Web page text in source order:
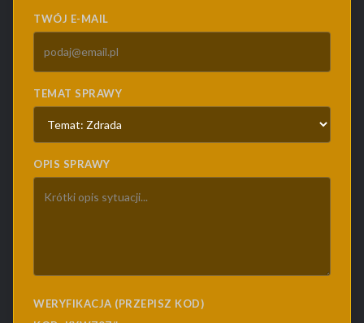
TWÓJ E-MAIL
TEMAT SPRAWY
OPIS SPRAWY
WERYFIKACJA (PRZEPISZ KOD)